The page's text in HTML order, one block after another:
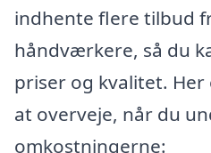
indhente flere tilbud
håndværkere, så du
priser og kvalitet.
at overveje, når du
omkostningerne: